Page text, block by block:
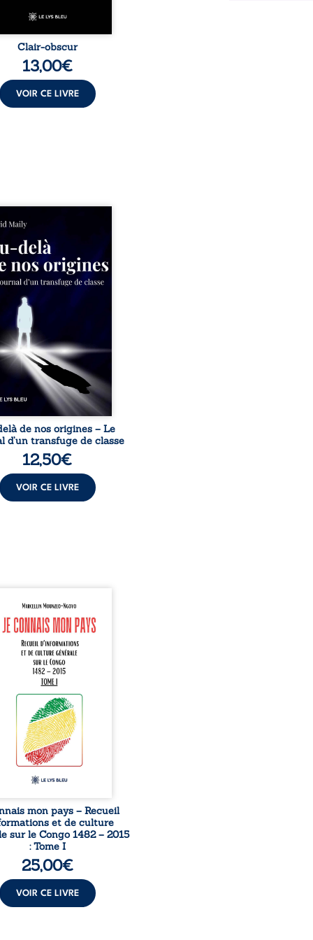
Clair-obscur
13,00€
VOIR CE LIVRE
un milieu populaire où
et les fractures
tenaient lieu de
David a choisi la
Très tôt, l’école et les
deviennent ses armes de
sociale. S’arracher à
exige pourtant un
Pris entre deux
l’homme réalise que
professionnels ne
guérissent ni ...
de nos origines – Le
d’un transfuge de classe
12,50€
VOIR CE LIVRE
mon pays se
comme une œuvre de
et d’éveil civique,
à raviver la mémoire
En retraçant les
étapes de l’histoire
il entend combattre
le repli identitaire
du
patriotique.
à tous, ce recueil
des repères essentiels
mieux comprendre le ...
mon pays – Recueil
et de culture
sur le Congo 1482 – 2015
: Tome I
25,00€
VOIR CE LIVRE